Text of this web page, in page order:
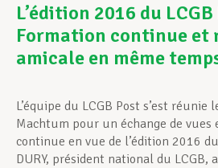
Vos droits
Développement
L’édition 2016 du
Formation continue et
amicale en même
L’équipe du LCGB Post s’est
Machtum pour un échange de vues
continue en vue de l’édition 2016
DURY, président national du LCGB,